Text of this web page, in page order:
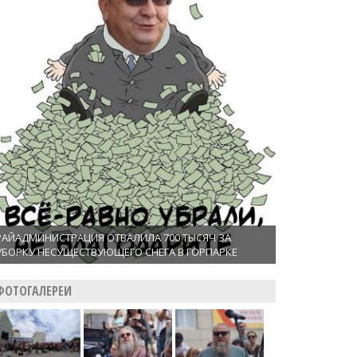
ОТВАЛИЛА 700 ТЫСЯЧ ЗА
НЕСУЩЕСТВУЮЩЕГО СНЕГА В ГОРПАРКЕ